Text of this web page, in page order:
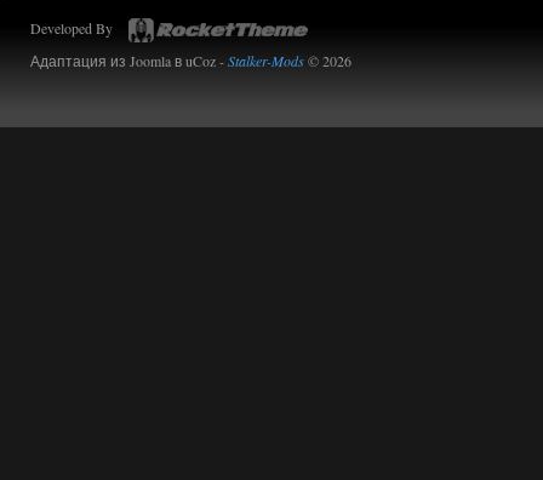
Developed By
Адаптация из Joomla в uCoz -Stalker-Mods© 2026